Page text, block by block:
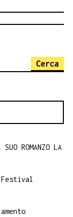
ROMANZO LA
Festival